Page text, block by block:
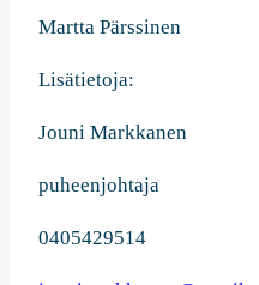
Martta Pärssinen
Lisätietoja:
Jouni Markkanen
puheenjohtaja
0405429514